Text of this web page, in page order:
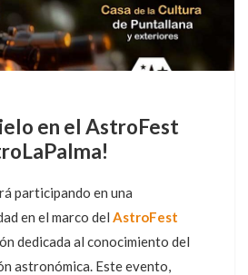
en el AstroFest
participando en una
en el marco del AstroFest
dedicada al conocimiento del
astronómica. Este evento,